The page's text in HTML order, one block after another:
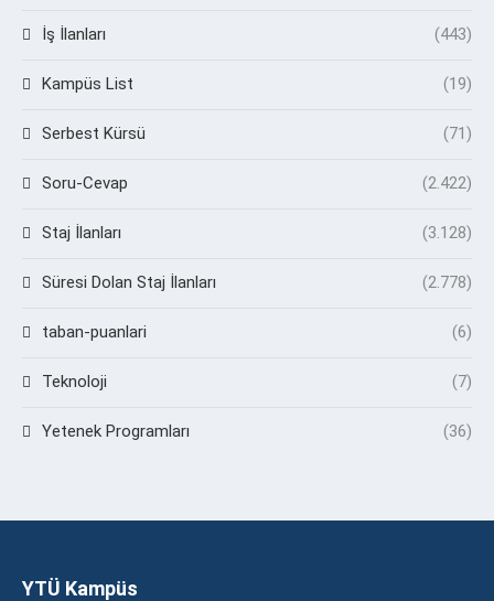
İş İlanları (443)
Kampüs List (19)
Serbest Kürsü (71)
Soru-Cevap (2.422)
Staj İlanları (3.128)
Süresi Dolan Staj İlanları (2.778)
taban-puanlari (6)
Teknoloji (7)
Yetenek Programları (36)
YTÜ Kampüs